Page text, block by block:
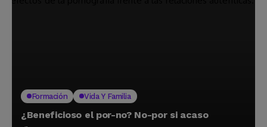
Formación Vida Y Familia
¿Beneficioso el por-no? No-por si acaso